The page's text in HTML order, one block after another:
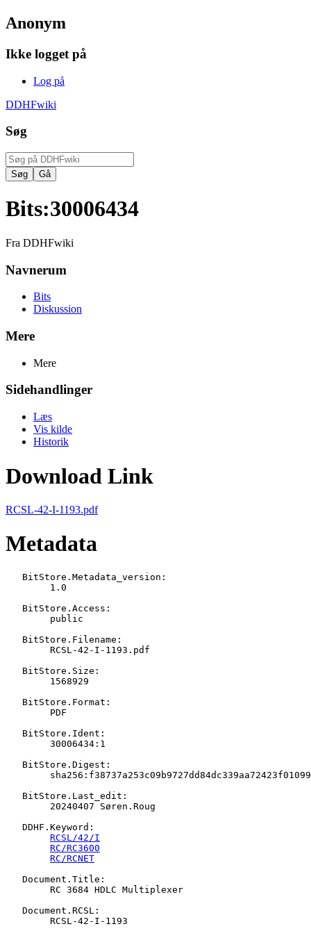
Anonym
Ikke logget på
Log på
DDHFwiki
Søg
Bits:30006434
Fra DDHFwiki
Navnerum
Bits
Diskussion
Mere
Mere
Sidehandlinger
Læs
Vis kilde
Historik
Download Link
RCSL-42-I-1193.pdf
Metadata
   BitStore.Metadata_version:
   BitStore.Access:
   BitStore.Filename:
   BitStore.Size:
   BitStore.Format:
   BitStore.Ident:
   BitStore.Digest:
   BitStore.Last_edit:
   DDHF.Keyword:
RCSL/42/I
RC/RC3600
RC/RCNET
   Document.Title:
   Document.RCSL: